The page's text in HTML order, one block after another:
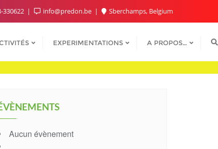
330622 info@predon.be Sberchamps, Belgium
EXPERIMENTATIONS A PROPOS…
Aucun évènement